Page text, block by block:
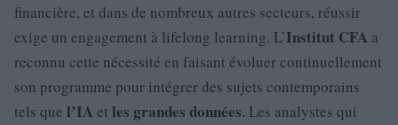
financière, et dans de nombreux autres secteurs, réussir
exige un engagement à lifelong learning. L’Institut CFA a
reconnu cette nécessité en faisant évoluer continuellement
son programme pour intégrer des sujets contemporains
tels que l’IA et les grandes données. Les analystes qui